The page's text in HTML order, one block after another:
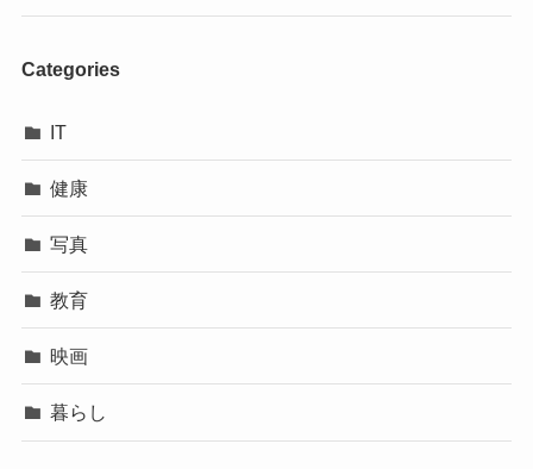
Categories
IT
健康
写真
教育
映画
暮らし